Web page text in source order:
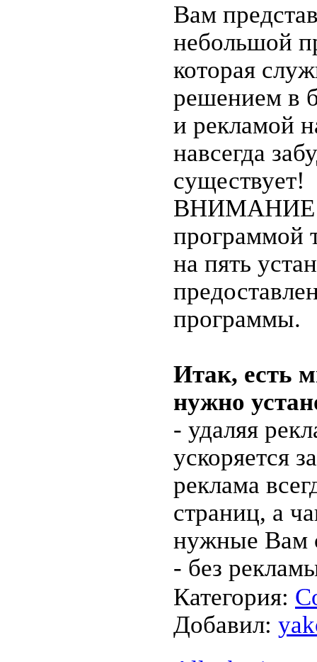
Вам
небольшой
которая
решением в
и рекламой
навсегда
существует!
ВНИМАНИЕ –
программой
на пять
программы.
Итак, есть
нужно
- удаляя
ускоряется
реклама
страниц, а
нужные Вам
- без
Категория:
Добавил: